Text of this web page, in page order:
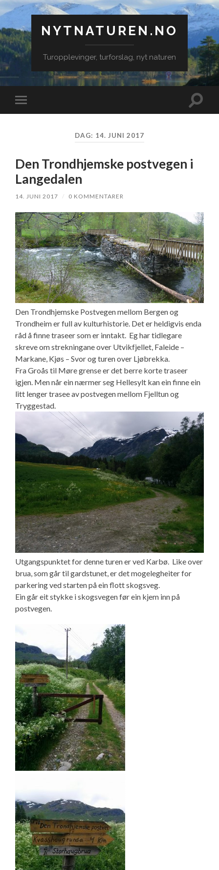
NYTNATUREN.NO
Turopplevinger, turforslag, nyt naturen
Veksle
mobilmeny
Veksle
DAG: 14. JUNI 2017
Den Trondhjemske postvegen i
Langedalen
14. JUNI 2017 / 0 KOMMENTARER
Den Trondhjemske Postvegen mellom Bergen og
Trondheim er full av kulturhistorie. Det er heldigvis enda
råd å finne traseer som er inntakt. Eg har tidlegare
skreve om strekningane over Utvikfjellet, Faleide –
Markane, Kjøs – Svor og turen over Ljøbrekka.
Fra Groås til Møre grense er det berre korte traseer
igjen. Men når ein nærmer seg Hellesylt kan ein finne ein
litt lenger trasee av postvegen mellom Fjelltun og
Tryggestad.
Utgangspunktet for denne turen er ved Karbø. Like over
brua, som går til gardstunet, er det mogelegheiter for
parkering ved starten på ein flott skogsveg.
Ein går eit stykke i skogsvegen før ein kjem inn på
postvegen.